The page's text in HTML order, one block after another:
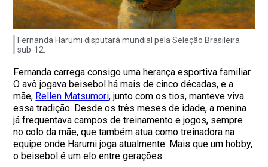
Fernanda Harumi disputará mundial pela Seleção Brasileira
sub-12.
Fernanda carrega consigo uma herança esportiva familiar.
O avô jogava beisebol há mais de cinco décadas, e a
mãe, Rellen Matsumori, junto com os tios, manteve viva
essa tradição. Desde os três meses de idade, a menina
já frequentava campos de treinamento e jogos, sempre
no colo da mãe, que também atua como treinadora na
equipe onde Harumi joga atualmente. Mais que um hobby,
o beisebol é um elo entre gerações.